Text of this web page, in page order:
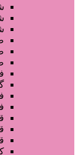
صفحه اصلی
آگهی انبوه
طراحی
صفحه
لیست
دسته‌بندی‌ها
/ محصولات